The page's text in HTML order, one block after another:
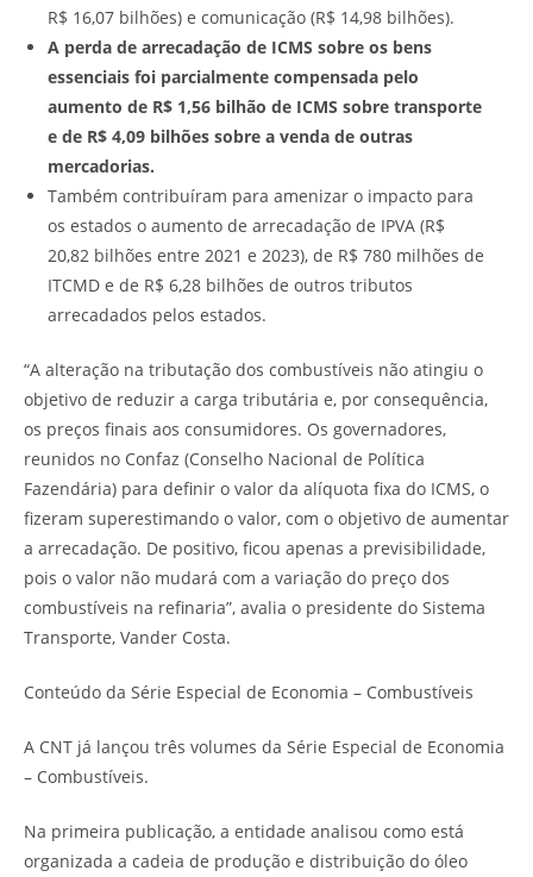
R$ 16,07 bilhões) e comunicação (R$ 14,98 bilhões).
A perda de arrecadação de ICMS sobre os bens
essenciais foi parcialmente compensada pelo
aumento de R$ 1,56 bilhão de ICMS sobre transporte
e de R$ 4,09 bilhões sobre a venda de outras
mercadorias.
Também contribuíram para amenizar o impacto para
os estados o aumento de arrecadação de IPVA (R$
20,82 bilhões entre 2021 e 2023), de R$ 780 milhões de
ITCMD e de R$ 6,28 bilhões de outros tributos
arrecadados pelos estados.
“A alteração na tributação dos combustíveis não atingiu o
objetivo de reduzir a carga tributária e, por consequência,
os preços finais aos consumidores. Os governadores,
reunidos no Confaz (Conselho Nacional de Política
Fazendária) para definir o valor da alíquota fixa do ICMS, o
fizeram superestimando o valor, com o objetivo de aumentar
a arrecadação. De positivo, ficou apenas a previsibilidade,
pois o valor não mudará com a variação do preço dos
combustíveis na refinaria”, avalia o presidente do Sistema
Transporte, Vander Costa.
Conteúdo da Série Especial de Economia – Combustíveis
A CNT já lançou três volumes da Série Especial de Economia
– Combustíveis.
Na primeira publicação, a entidade analisou como está
organizada a cadeia de produção e distribuição do óleo